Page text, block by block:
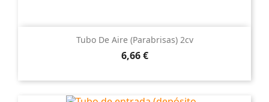
Tubo De Aire (parabrisas) 2cv
Precio
6,66 €